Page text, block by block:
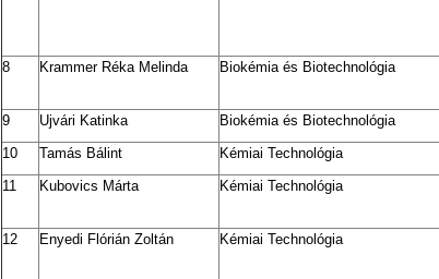
8
Krammer Réka Melinda Biokémia és Biotechnológia
9
Ujvári Katinka Biokémia és Biotechnológia
10
Tamás Bálint Kémiai Technológia
11
Kubovics Márta Kémiai Technológia
12
Enyedi Flórián Zoltán Kémiai Technológia